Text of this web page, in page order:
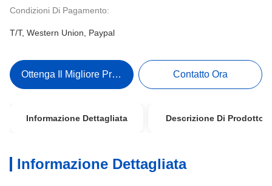
Condizioni Di Pagamento:
T/T, Western Union, Paypal
Ottenga Il Migliore Prezzo Contatto Ora
Informazione Dettagliata Descrizione Di Prodotto
Informazione Dettagliata